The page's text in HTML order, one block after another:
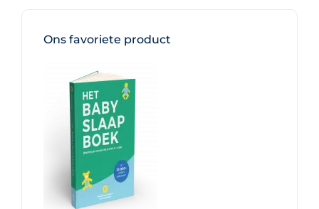
Ons favoriete product